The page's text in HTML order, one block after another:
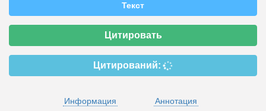
Текст
Цитировать
Цитирований:
Информация
Аннотация